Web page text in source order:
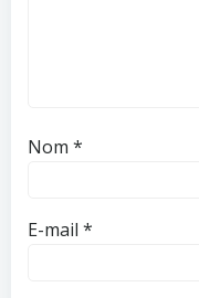
Nom *
E-mail *